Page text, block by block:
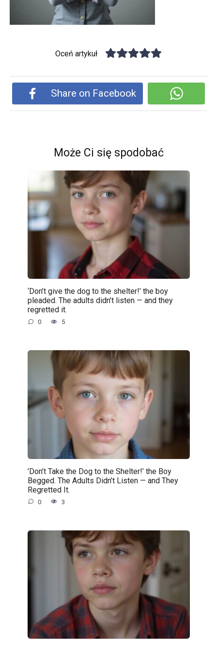
Oceń artykuł
Share on Facebook
Może Ci się spodobać
‘Don’t give the dog to the shelter!’ the boy
pleaded. The adults didn’t listen — and they
regretted it.
0 5
’Don’t Take the Dog to the Shelter!’ the Boy
Begged. The Adults Didn’t Listen — and They
Regretted It.
0 3